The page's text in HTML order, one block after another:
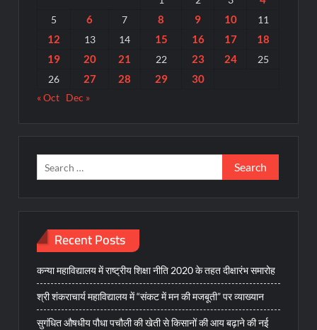
5 6 7 8 9 10 11
12 13 14 15 16 17
18
19
20 21 22 23 24
25
26
27 28 29 30
« Oct Dec »
Search
for:
Recent Posts
कन्या महाविद्यालय में राष्ट्रीय शिक्षा नीति 2020 के तहत दीक्षारंभ समारोह
श्री शंकराचार्य महाविद्यालय में “संकट में मन की मजबूती” पर व्याख्यान
सुगंधित औषधीय पौधा पचौली की खेती से किसानों की आय बढ़ाने की नई